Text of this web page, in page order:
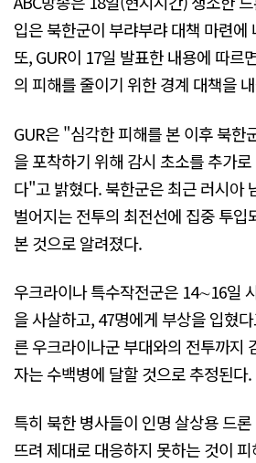
입은 북한군이 부랴부랴 대책 마련에
또, GUR이 17일 발표한 내용에 따르
의 피해를 줄이기 위한 경계 대책을
GUR은 "심각한 피해를 본 이후 북한
을 포착하기 위해 감시 초소를 추가
다"고 밝혔다. 북한군은 최근 러시아
벌어지는 전투의 최전선에 집중 투입
본 것으로 알려졌다.
우크라이나 특수작전군은 14∼16일
을 사살하고, 47명에게 부상을 입혔
른 우크라이나군 부대와의 전투까지
자는 수백병에 달할 것으로 추정된다.
특히 북한 병사들이 인명 살상용 드
뜨려 제대로 대응하지 못하는 것이